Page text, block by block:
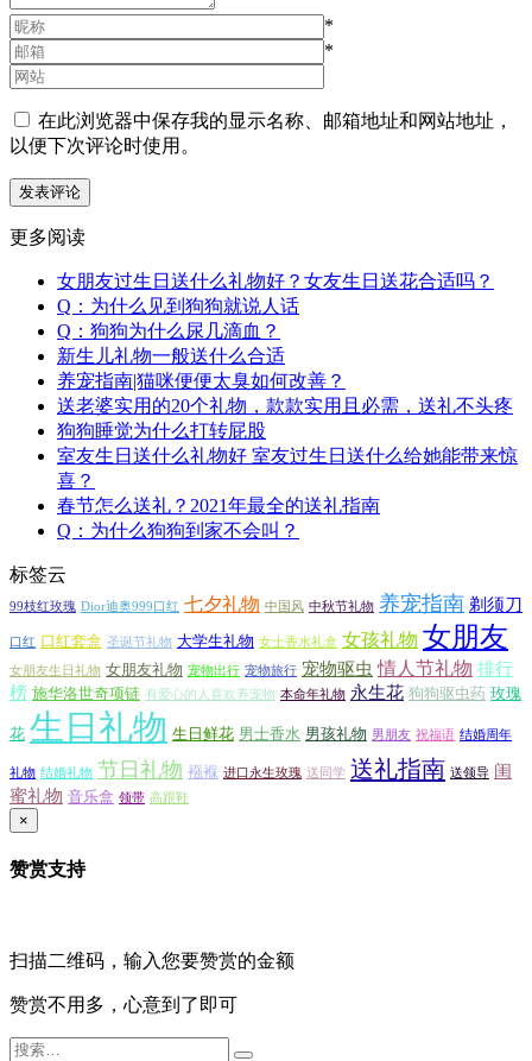
*
*
在此浏览器中保存我的显示名称、邮箱地址和网站地址，
以便下次评论时使用。
更多阅读
女朋友过生日送什么礼物好？女友生日送花合适吗？
Q：为什么见到狗狗就说人话
Q：狗狗为什么尿几滴血？
新生儿礼物一般送什么合适
养宠指南|猫咪便便太臭如何改善？
送老婆实用的20个礼物，款款实用且必需，送礼不头疼
狗狗睡觉为什么打转屁股
室友生日送什么礼物好 室友过生日送什么给她能带来惊
喜？
春节怎么送礼？2021年最全的送礼指南
Q：为什么狗狗到家不会叫？
标签云
99枝红玫瑰 Dior迪奥999口红 七夕礼物 中国风 中秋节礼物 养宠指南 剃须刀
口红 口红套盒 圣诞节礼物 大学生礼物 女士香水礼盒 女孩礼物 女朋友
女朋友生日礼物 女朋友礼物 宠物出行 宠物旅行 宠物驱虫 情人节礼物 排行
榜 施华洛世奇项链 有爱心的人喜欢养宠物 本命年礼物 永生花 狗狗驱虫药 玫瑰
花 生日礼物 生日鲜花 男士香水 男孩礼物 男朋友 祝福语 结婚周年
礼物 结婚礼物 节日礼物 襁褓 进口永生玫瑰 送同学 送礼指南 送领导 闺
蜜礼物 音乐盒 领带 高跟鞋
×
赞赏支持
扫描二维码，输入您要赞赏的金额
赞赏不用多，心意到了即可